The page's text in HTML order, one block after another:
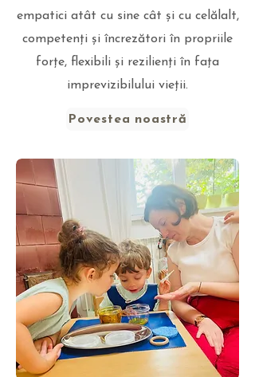
empatici atât cu sine cât și cu celălalt,
competenți și încrezători în propriile
forțe, flexibili și rezilienți în fața
imprevizibilului vieții.
Povestea noastră